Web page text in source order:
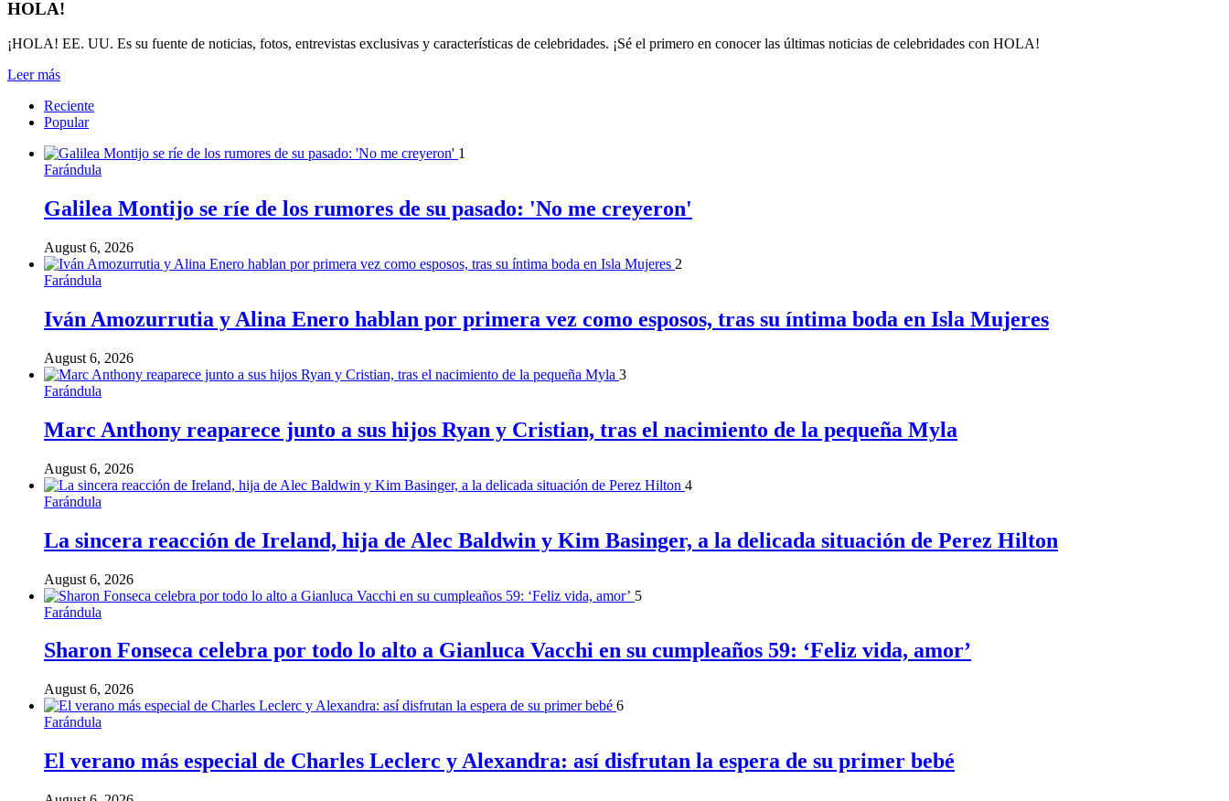
HOLA!
¡HOLA! EE. UU. Es su fuente de noticias, fotos, entrevistas exclusivas y características de celebridades. ¡Sé el primero en conocer las últimas noticias de celebridades con HOLA!
Leer más
Reciente
Popular
1
Farándula
Galilea Montijo se ríe de los rumores de su pasado: 'No me creyeron'
August 6, 2026
2
Farándula
Iván Amozurrutia y Alina Enero hablan por primera vez como esposos, tras su íntima boda en Isla Mujeres
August 6, 2026
3
Farándula
Marc Anthony reaparece junto a sus hijos Ryan y Cristian, tras el nacimiento de la pequeña Myla
August 6, 2026
4
Farándula
La sincera reacción de Ireland, hija de Alec Baldwin y Kim Basinger, a la delicada situación de Perez Hilton
August 6, 2026
5
Farándula
Sharon Fonseca celebra por todo lo alto a Gianluca Vacchi en su cumpleaños 59: ‘Feliz vida, amor’
August 6, 2026
6
Farándula
El verano más especial de Charles Leclerc y Alexandra: así disfrutan la espera de su primer bebé